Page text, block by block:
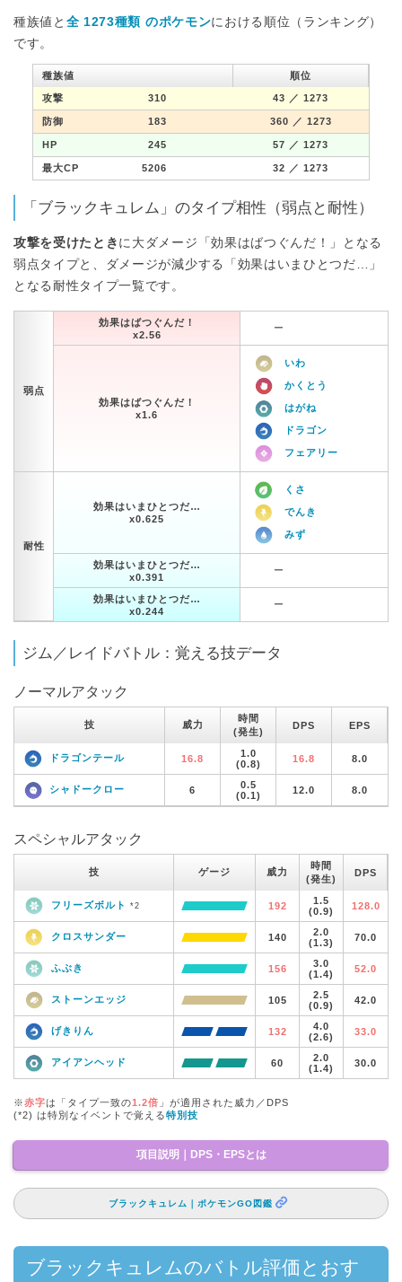
種族値と 全 1273種類 のポケモンにおける順位（ランキング）
です。
種族値 順位
攻撃 310 43 ／ 1273
防御 183 360 ／ 1273
HP 245 57 ／ 1273
最大CP 5206 32 ／ 1273
「ブラックキュレム」のタイプ相性（弱点と耐性）
攻撃を受けたとき に大ダメージ「効果はばつぐんだ！」となる
弱点タイプと、ダメージが減少する「効果はいまひとつだ…」
となる耐性タイプ一覧です。
弱点
効果はばつぐんだ！
x2.56
ー
効果はばつぐんだ！
x1.6
いわ
かくとう
はがね
ドラゴン
フェアリー
耐性
効果はいまひとつだ…
x0.625
くさ
でんき
みず
効果はいまひとつだ…
x0.391
ー
効果はいまひとつだ…
x0.244
ー
ジム／レイドバトル：覚える技データ
ノーマルアタック
技 威力
時間
(発生)
DPS EPS
ドラゴンテール 16.8
1.0
(0.8)
16.8 8.0
シャドークロー 6
0.5
(0.1)
12.0 8.0
スペシャルアタック
技 ゲージ 威力
時間
(発生)
DPS
フリーズボルト *2 192
1.5
(0.9)
128.0
クロスサンダー 140
2.0
(1.3)
70.0
ふぶき 156
3.0
(1.4)
52.0
ストーンエッジ 105
2.5
(0.9)
42.0
げきりん 132
4.0
(2.6)
33.0
アイアンヘッド 60
2.0
(1.4)
30.0
※赤字は「タイプ一致の1.2倍 」が適用された威力／DPS
(*2) は特別なイベントで覚える特別技
項目説明｜DPS・EPSとは
ブラックキュレム｜ポケモンGO図鑑
ブラックキュレムのバトル評価とおす